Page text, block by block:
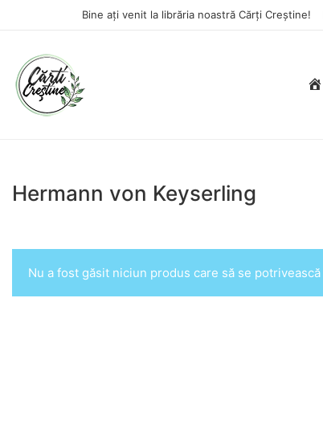
Bine ați venit la librăria noastră Cărți Creștine!
Hermann von Keyserling
Nu a fost găsit niciun produs care să se